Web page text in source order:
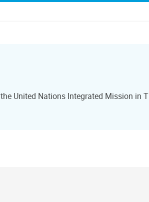
United Nations Integrated Mission in